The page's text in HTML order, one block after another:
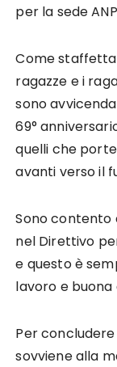
per la sede
Come
ragazze e i
sono
69°
quelli che
avanti verso il
Sono contento
nel Direttivo
e questo è
lavoro e
Per
sovviene alla